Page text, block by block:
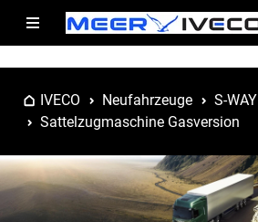
IVECO Neufahrzeuge
S-WAY
Sattelzugmaschine Gasversion